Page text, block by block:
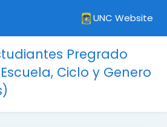
UNC Website
Pregrado
Ciclo y Genero